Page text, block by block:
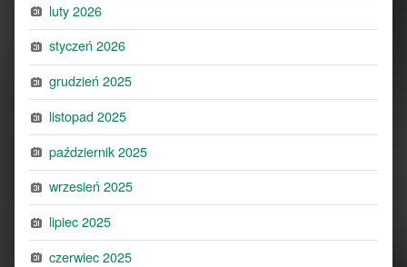
luty 2026
styczeń 2026
grudzień 2025
listopad 2025
październik 2025
wrzesień 2025
lipiec 2025
czerwiec 2025